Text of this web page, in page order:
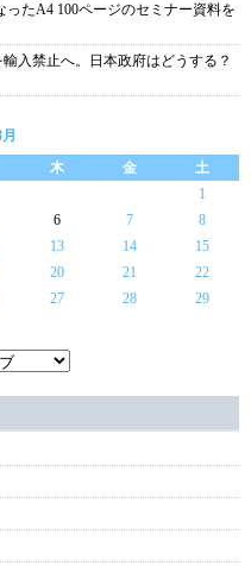
ったA4 100ページのセミナー資料を
入禁止へ。日本政府はどうする？
木 金
土
1
6 7
8
13 14
15
20 21
22
27 28
29